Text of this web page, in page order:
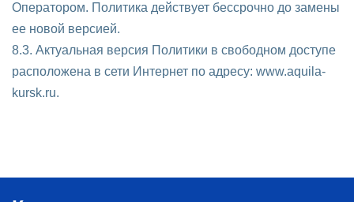
Оператором. Политика действует бессрочно до замены
ее новой версией.
8.3. Актуальная версия Политики в свободном доступе
расположена в сети Интернет по адресу: www.aquila-
kursk.ru.